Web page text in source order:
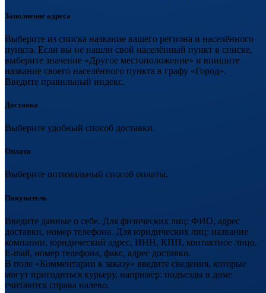
Заполнение адреса
Выберите из списка название вашего региона и населённого
пункта. Если вы не нашли свой населённый пункт в списке,
выберите значение «Другое местоположение» и впишите
название своего населённого пункта в графу «Город».
Введите правильный индекс.
Доставка
Выберите удобный способ доставки.
Оплата
Выберите оптимальный способ оплаты.
Покупатель
Введите данные о себе. Для физических лиц: ФИО, адрес
доставки, номер телефона. Для юридических лиц: название
компании, юридический адрес, ИНН, КПП, контактное лицо,
E-mail, номер телефона, факс, адрес доставки.
В поле «Комментарии к заказу» введите сведения, которые
могут пригодиться курьеру, например: подъезды в доме
считаются справа налево.